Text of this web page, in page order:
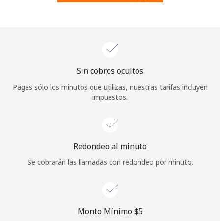
¡Hola!
Inicia sesión oREGÍSTRATE →
¿Olvidaste tu contraseña? →
Sin cobros ocultos
Pagas sólo los minutos que utilizas, nuestras tarifas incluyen
impuestos.
Redondeo al minuto
Se cobrarán las llamadas con redondeo por minuto.
Monto Mínimo ⁦$5⁩